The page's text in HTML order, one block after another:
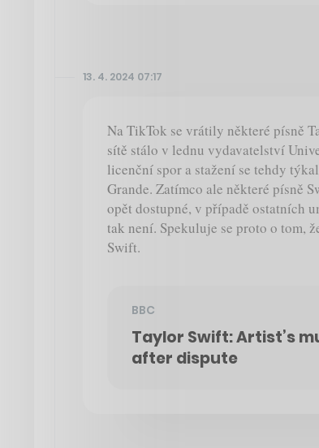
13. 4. 2024 07:17
Na TikTok se vrátily některé písně
sítě stálo v lednu vydavatelství
licenční spor a stažení se tehdy
Grande. Zatímco ale některé písně
opět dostupné, v případě ostatních
tak není. Spekuluje se proto o tom,
Swift.
BBC
Taylor Swift: Artist’s
after dispute